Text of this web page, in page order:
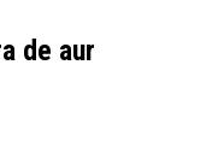
de aur